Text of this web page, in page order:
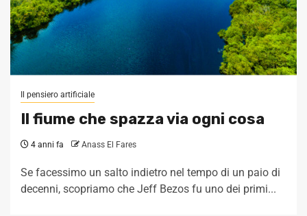
Il pensiero artificiale
Il fiume che spazza via ogni cosa
4 anni fa Anass El Fares
Se facessimo un salto indietro nel tempo di un paio di
decenni, scopriamo che Jeff Bezos fu uno dei primi...